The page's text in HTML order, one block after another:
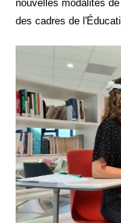
nouvelles modalités
des cadres de